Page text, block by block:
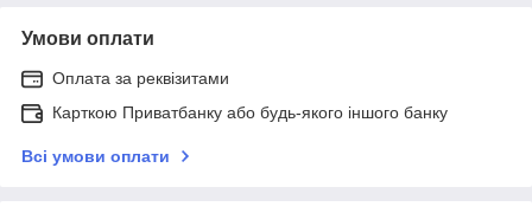
Умови оплати
Оплата за реквізитами
Карткою Приватбанку або будь-якого іншого банку
Всі умови оплати